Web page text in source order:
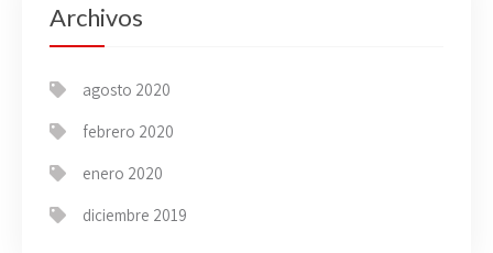
Archivos
agosto 2020
febrero 2020
enero 2020
diciembre 2019